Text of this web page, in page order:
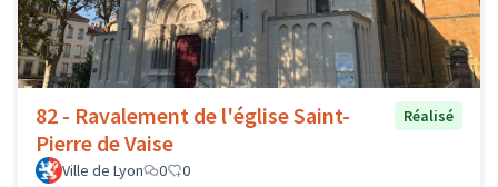
82 - Ravalement de l'église Saint-
Pierre de Vaise
Réalisé
Ville de Lyon 0 0